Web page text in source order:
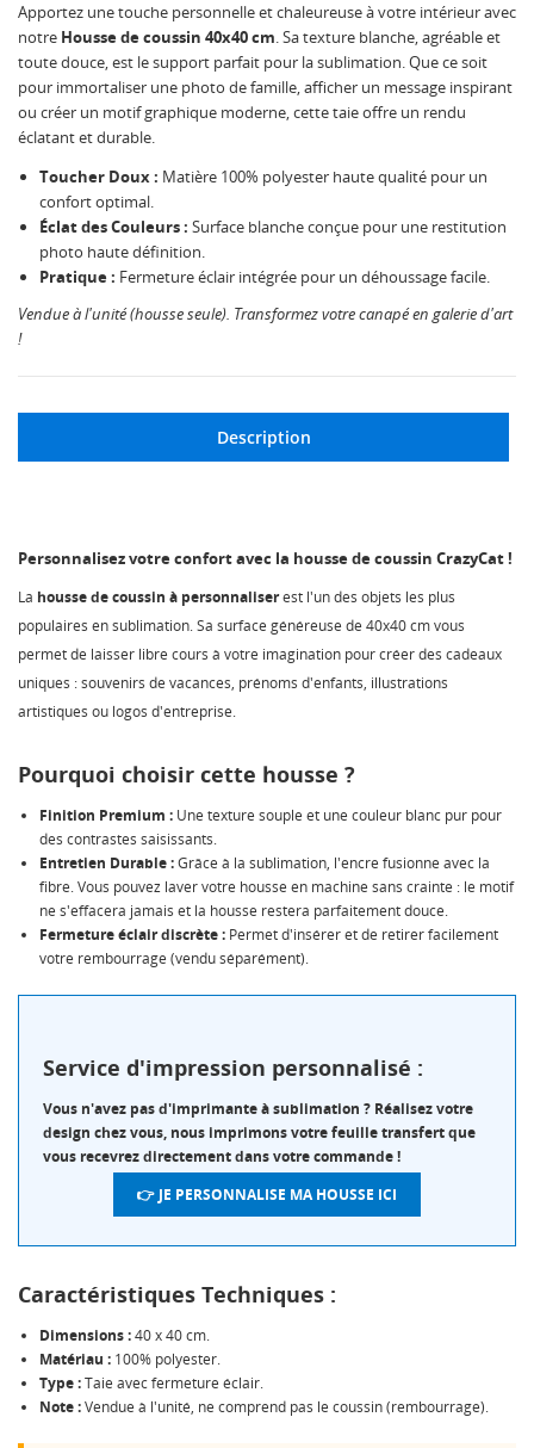
Apportez une touche personnelle et chaleureuse à votre intérieur avec
notre Housse de coussin 40x40 cm. Sa texture blanche, agréable et
toute douce, est le support parfait pour la sublimation. Que ce soit
pour immortaliser une photo de famille, afficher un message inspirant
ou créer un motif graphique moderne, cette taie offre un rendu
éclatant et durable.
Toucher Doux : Matière 100% polyester haute qualité pour un
confort optimal.
Éclat des Couleurs : Surface blanche conçue pour une restitution
photo haute définition.
Pratique : Fermeture éclair intégrée pour un déhoussage facile.
Vendue à l'unité (housse seule). Transformez votre canapé en galerie d'art
!
Description
Personnalisez votre confort avec la housse de coussin CrazyCat !
La housse de coussin à personnaliserest l'un des objets les plus
populaires en sublimation. Sa surface généreuse de 40x40 cm vous
permet de laisser libre cours à votre imagination pour créer des cadeaux
uniques : souvenirs de vacances, prénoms d'enfants, illustrations
artistiques ou logos d'entreprise.
Pourquoi choisir cette housse ?
Finition Premium : Une texture souple et une couleur blanc pur pour
des contrastes saisissants.
Entretien Durable :Grâce à la sublimation, l'encre fusionne avec la
fibre. Vous pouvez laver votre housse en machine sans crainte : le motif
ne s'effacera jamais et la housse restera parfaitement douce.
Fermeture éclair discrète : Permet d'insérer et de retirer facilement
votre rembourrage (vendu séparément).
Service d'impression personnalisé :
Vous n'avez pas d'imprimante à sublimation ? Réalisez votre
design chez vous, nous imprimons votre feuille transfert que
vous recevrez directement dans votre commande !
👉 JE PERSONNALISE MA HOUSSE ICI
Caractéristiques Techniques :
Dimensions :40 x 40 cm.
Matériau : 100% polyester.
Type :Taie avec fermeture éclair.
Note :Vendue à l'unité, ne comprend pas le coussin (rembourrage).